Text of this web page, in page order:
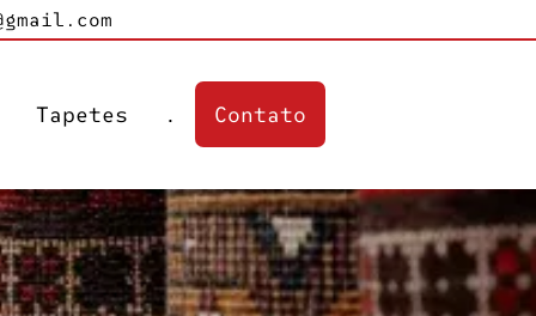
Tapetes . Contato